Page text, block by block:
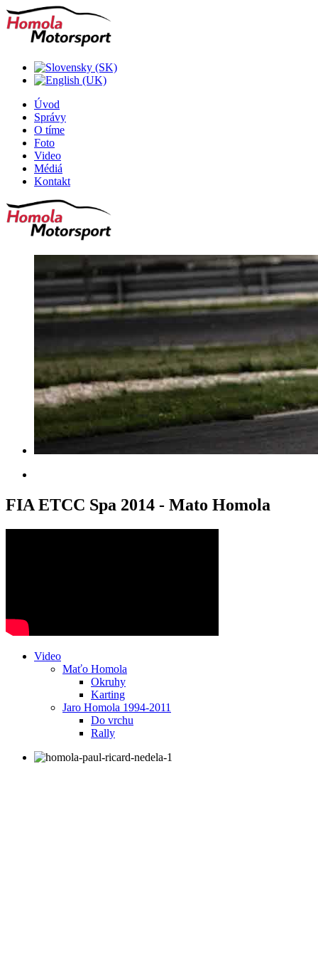
Úvod
Správy
O tíme
Foto
Video
Médiá
Kontakt
FIA ETCC Spa 2014 - Mato Homola
Video
Maťo Homola
Okruhy
Karting
Jaro Homola 1994-2011
Do vrchu
Rally